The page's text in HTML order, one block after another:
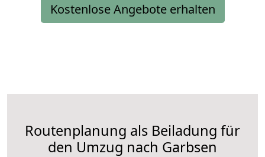
Kostenlose Angebote erhalten
Routenplanung als Beiladung für
den Umzug nach Garbsen